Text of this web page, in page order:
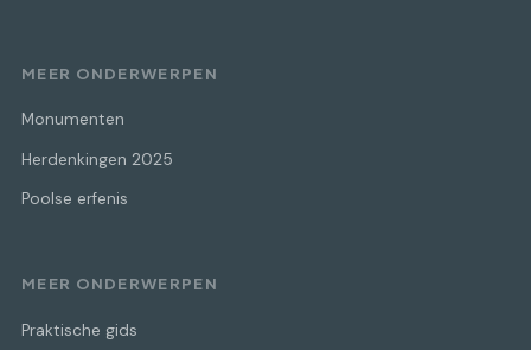
MEER ONDERWERPEN
Monumenten
Herdenkingen 2025
Poolse erfenis
MEER ONDERWERPEN
Praktische gids